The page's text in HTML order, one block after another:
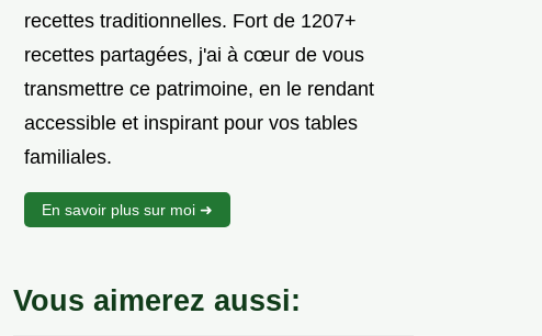
recettes traditionnelles. Fort de 1207+
recettes partagées, j'ai à cœur de vous
transmettre ce patrimoine, en le rendant
accessible et inspirant pour vos tables
familiales.
En savoir plus sur moi ➜
Vous aimerez aussi: